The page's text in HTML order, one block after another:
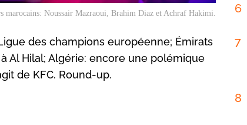
marocains: Noussair Mazraoui, Brahim Diaz et Achraf Hakimi.
des champions européenne; Émirats
Al Hilal; Algérie: encore une polémique
de KFC. Round-up.
6
7
8